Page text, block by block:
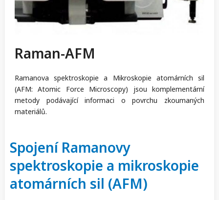
Raman-AFM
Ramanova spektroskopie a Mikroskopie atomárních sil
(AFM: Atomic Force Microscopy) jsou komplementární
metody podávající informaci o povrchu zkoumaných
materiálů.
Spojení Ramanovy
spektroskopie a mikroskopie
atomárních sil (AFM)